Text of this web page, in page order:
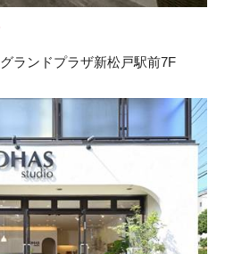
ランドプラザ新松戸駅前7F